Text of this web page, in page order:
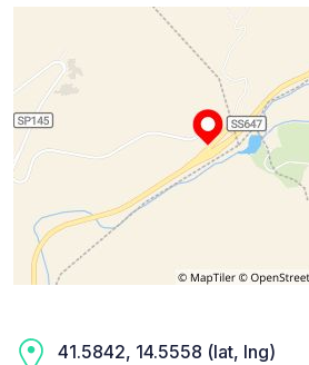
41.5842, 14.5558 (lat, lng)